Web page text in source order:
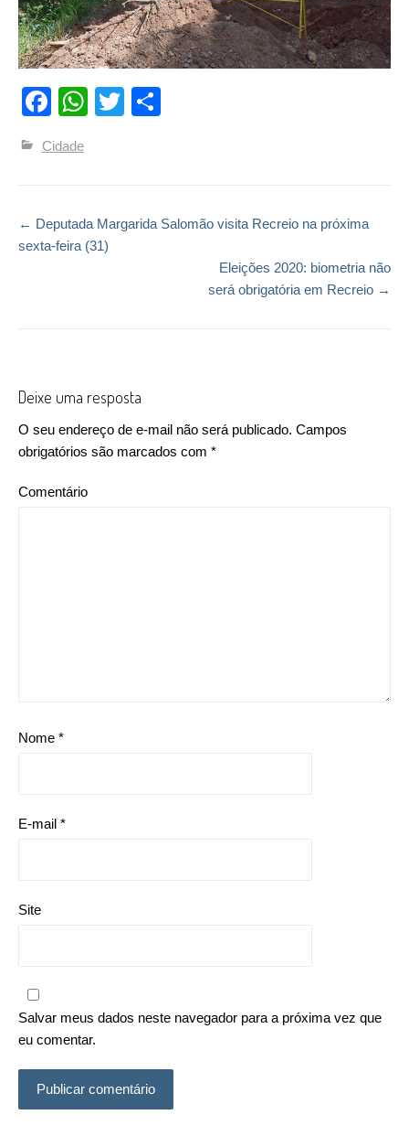
Facebook
WhatsApp
Twitter
Cidade
Post navigation
← Deputada Margarida Salomão visita Recreio na próxima
sexta-feira (31)
Eleições 2020: biometria não
será obrigatória em Recreio →
Deixe uma resposta
O seu endereço de e-mail não será publicado. Campos
obrigatórios são marcados com *
Comentário
Nome *
E-mail *
Site
Salvar meus dados neste navegador para a próxima vez que
eu comentar.